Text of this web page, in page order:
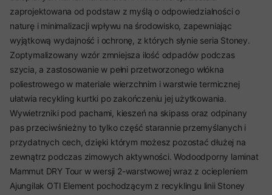
zaprojektowana od podstaw z myślą o odpowiedzialności o
naturę i minimalizacji wpływu na środowisko, zapewniając
wyjątkową wydajność i ochronę, z których słynie seria Stoney.
Zoptymalizowany wzór zmniejsza ilość odpadów podczas
szycia, a zastosowanie w pełni przetworzonego włókna
poliestrowego w materiale wierzchnim i warstwie termicznej
ułatwia recykling kurtki po zakończeniu jej użytkowania.
Wywietrzniki pod pachami, kieszeń na skipass oraz odpinany
pas przeciwśnieżny to tylko część starannie przemyślanych i
przydatnych cech, dzięki którym możesz pozostać dłużej na
zewnątrz podczas zimowych aktywności. Wodoodporny laminat
Mammut DRY Tour w wersji 2-warstwowej wraz z ociepleniem
Ajungilak OTI Element pochodzącym z recyklingu linii Stoney